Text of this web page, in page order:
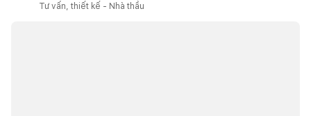
Tư vấn, thiết kế - Nhà thầu